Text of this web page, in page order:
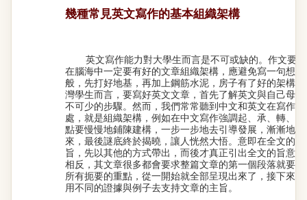
幾種常見英文寫作的基本組織架構
英文寫作能力對大學生而言是不可或缺的。作文要
在腦海中一定要有好的文章組織架構，應避免寫一句想
般，先打好地基，再加上鋼筋水泥，房子有了好的架構
灣學生而言，要寫好英文文章，首先了解英文與自己母
不可少的步驟。然而，我們常常聽到中文和英文在寫作
處，就是組織架構，例如在中文寫作強調起、承、轉、
點要慢慢地鋪陳建構，一步一步地去引導發展，漸漸地
來，最後謎底終於揭曉，讓人恍然大悟。意即在全文的
旨，先以其他的方式帶出，而後才真正引出全文的旨意
相反，其文章很多都會要求整篇文章的第一個段落就要
所有扼要的重點，從一開始就全部呈現出來了，接下來
用不同的證據與例子去支持文章的主旨。